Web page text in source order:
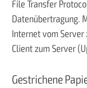
File Transfer
Datenübertragung.
Internet vom
Client zum Server
Gestrichene